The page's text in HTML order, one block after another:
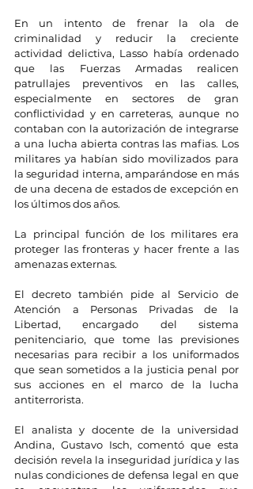
En un intento de frenar la ola de
criminalidad y reducir la creciente
actividad delictiva, Lasso había ordenado
que las Fuerzas Armadas realicen
patrullajes preventivos en las calles,
especialmente en sectores de gran
conflictividad y en carreteras, aunque no
contaban con la autorización de integrarse
a una lucha abierta contras las mafias. Los
militares ya habían sido movilizados para
la seguridad interna, amparándose en más
de una decena de estados de excepción en
los últimos dos años.
La principal función de los militares era
proteger las fronteras y hacer frente a las
amenazas externas.
El decreto también pide al Servicio de
Atención a Personas Privadas de la
Libertad, encargado del sistema
penitenciario, que tome las previsiones
necesarias para recibir a los uniformados
que sean sometidos a la justicia penal por
sus acciones en el marco de la lucha
antiterrorista.
El analista y docente de la universidad
Andina, Gustavo Isch, comentó que esta
decisión revela la inseguridad jurídica y las
nulas condiciones de defensa legal en que